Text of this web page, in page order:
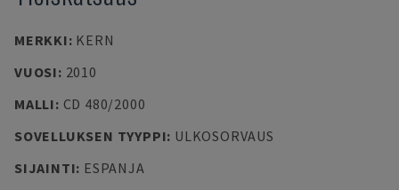
MERKKI: KERN
VUOSI: 2010
MALLI: CD 480/2000
SOVELLUKSEN TYYPPI: ULKOSORVAUS
SIJAINTI: ESPANJA